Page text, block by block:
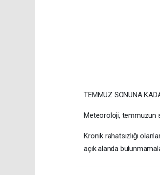
TEMMUZ SONUNA
Meteoroloji, temmuzun
Kronik rahatsızlığı
açık alanda